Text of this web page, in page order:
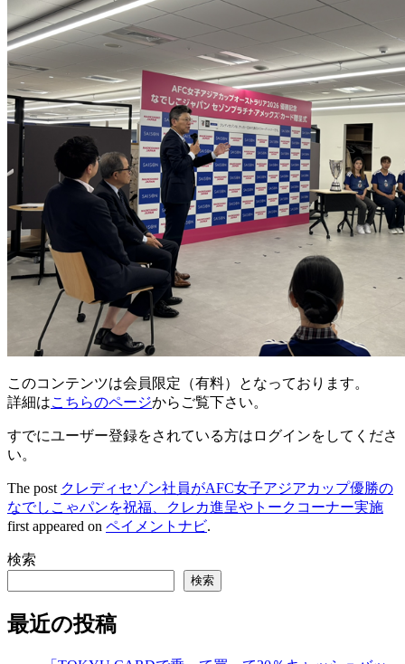
このコンテンツは会員限定（有料）となっております。
詳細はこちらのページからご覧下さい。
すでにユーザー登録をされている方は ログインをしてくださ
い。
The post クレディセゾン社員がAFC女子アジアカップ優勝の
なでしこゃパンを祝福、クレカ進呈やトークコーナー実施
first appeared on ペイメントナビ.
検索
検索
最近の投稿